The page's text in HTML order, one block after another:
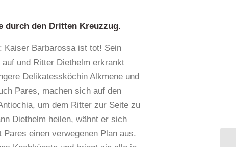
durch den Dritten Kreuzzug.
Kaiser Barbarossa ist tot! Sein
und Ritter Diethelm erkrankt
Delikatessköchin Alkmene und
Pares, machen sich auf den
um dem Ritter zur Seite zu
Diethelm heilen, wähnt er sich
einen verwegenen Plan aus.